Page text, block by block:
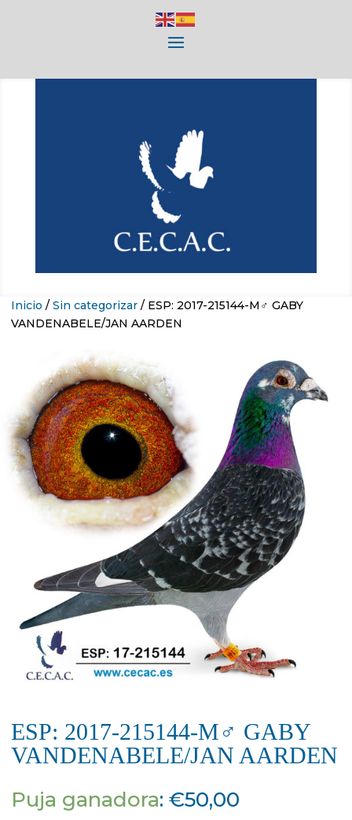
Inicio / Sin categorizar / ESP: 2017-215144-M♂ GABY
VANDENABELE/JAN AARDEN
ESP: 2017-215144-M♂ GABY
VANDENABELE/JAN AARDEN
Puja ganadora: €50,00